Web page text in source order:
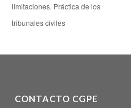
limitaciones. Práctica de los
tribunales civiles
CONTACTO CGPE